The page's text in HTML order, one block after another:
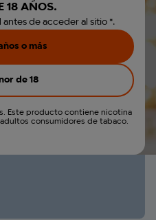
cuenta
18 AÑOS.
de acceder al sitio *.
de 18
o más
Este producto contiene nicotina
consumidores de tabaco.